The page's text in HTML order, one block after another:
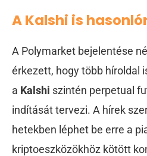
A Kalshi is
A Polymarket bejelentése
érkezett, hogy több híroldal
a Kalshi szintén perpetual
indítását tervezi. A hírek
hetekben léphet be erre a
kriptoeszközökhöz kötött